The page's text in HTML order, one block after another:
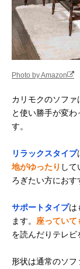
Photo by Amazon
カリモクのソフ
と使い勝手が変
す。
リラックスタイプ
地がゆったり し
ろぎたい方におす
サポートタイプは
ます。 座っていて
を読んだりテレビ
形状は通常のソフ